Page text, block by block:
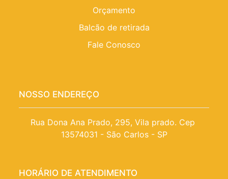
Orçamento
Balcão de retirada
Fale Conosco
NOSSO ENDEREÇO
Rua Dona Ana Prado, 295, Vila prado. Cep
13574031 - São Carlos - SP
HORÁRIO DE ATENDIMENTO